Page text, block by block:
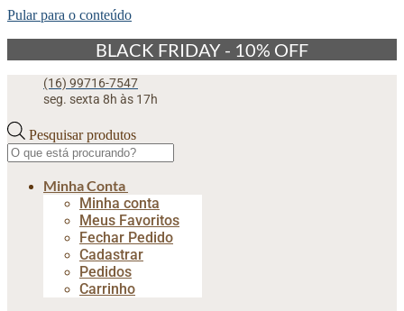
Pular para o conteúdo
BLACK FRIDAY - 10% OFF
(16) 99716-7547
seg. sexta 8h às 17h
Pesquisar produtos
Minha Conta
Minha conta
Meus Favoritos
Fechar Pedido
Cadastrar
Pedidos
Carrinho